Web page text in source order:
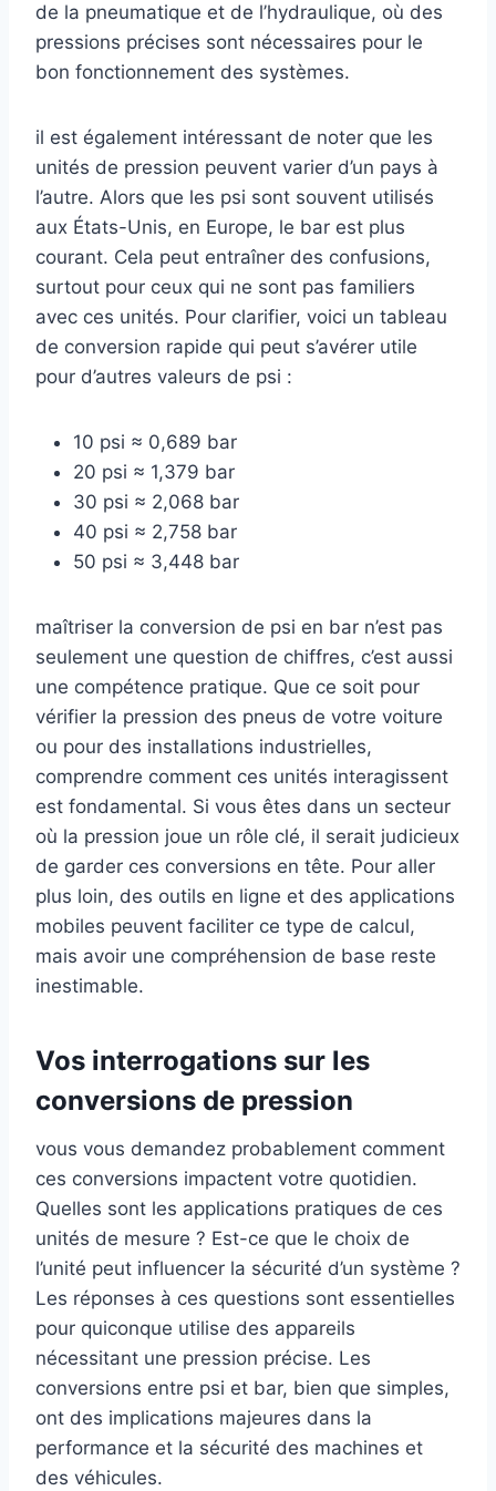
de la pneumatique et de l’hydraulique, où des
pressions précises sont nécessaires pour le
bon fonctionnement des systèmes.
il est également intéressant de noter que les
unités de pression peuvent varier d’un pays à
l’autre. Alors que les psi sont souvent utilisés
aux États-Unis, en Europe, le bar est plus
courant. Cela peut entraîner des confusions,
surtout pour ceux qui ne sont pas familiers
avec ces unités. Pour clarifier, voici un tableau
de conversion rapide qui peut s’avérer utile
pour d’autres valeurs de psi :
10 psi ≈ 0,689 bar
20 psi ≈ 1,379 bar
30 psi ≈ 2,068 bar
40 psi ≈ 2,758 bar
50 psi ≈ 3,448 bar
maîtriser la conversion de psi en bar n’est pas
seulement une question de chiffres, c’est aussi
une compétence pratique. Que ce soit pour
vérifier la pression des pneus de votre voiture
ou pour des installations industrielles,
comprendre comment ces unités interagissent
est fondamental. Si vous êtes dans un secteur
où la pression joue un rôle clé, il serait judicieux
de garder ces conversions en tête. Pour aller
plus loin, des outils en ligne et des applications
mobiles peuvent faciliter ce type de calcul,
mais avoir une compréhension de base reste
inestimable.
Vos interrogations sur les
conversions de pression
vous vous demandez probablement comment
ces conversions impactent votre quotidien.
Quelles sont les applications pratiques de ces
unités de mesure ? Est-ce que le choix de
l’unité peut influencer la sécurité d’un système ?
Les réponses à ces questions sont essentielles
pour quiconque utilise des appareils
nécessitant une pression précise. Les
conversions entre psi et bar, bien que simples,
ont des implications majeures dans la
performance et la sécurité des machines et
des véhicules.